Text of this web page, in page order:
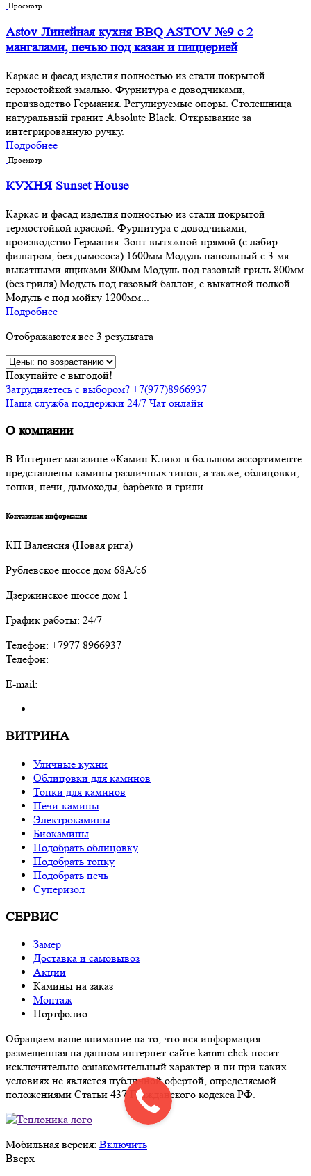
Просмотр
Astov Линейная кухня BBQ ASTOV №9 с 2
мангалами, печью под казан и пиццерией
Каркас и фасад изделия полностью из стали покрытой
термостойкой эмалью. Фурнитура с доводчиками,
производство Германия. Регулируемые опоры. Столешница
натуральный гранит Absolute Black. Открывание за
интегрированную ручку.
Подробнее
Просмотр
КУХНЯ Sunset House
Каркас и фасад изделия полностью из стали покрытой
термостойкой краской. Фурнитура с доводчиками,
производство Германия. Зонт вытяжной прямой (с лабир.
фильтром, без дымососа) 1600мм Модуль напольный с 3-мя
выкатными ящиками 800мм Модуль под газовый гриль 800мм
(без гриля) Модуль под газовый баллон, с выкатной полкой
Модуль с под мойку 1200мм...
Подробнее
Отображаются все 3 результата
Покупайте с выгодой!
Затрудняетесь с выбором? +7(977)8966937
Наша служба поддержки 24/7 Чат онлайн
О компании
В Интернет магазине «Камин.Клик» в большом ассортименте
представлены камины различных типов, а также, облицовки,
топки, печи, дымоходы, барбекю и грили.
Контактная информация
КП Валенсия (Новая рига)
Рублевское шоссе дом 68А/с6
Дзержинское шоссе дом 1
График работы: 24/7
Телефон: +7977 8966937
Телефон:
E-mail:
ВИТРИНА
Уличные кухни
Облицовки для каминов
Топки для каминов
Печи-камины
Электрокамины
Биокамины
Подобрать облицовку
Подобрать топку
Подобрать печь
Суперизол
СЕРВИС
Замер
Доставка и самовывоз
Акции
Камины на заказ
Монтаж
Портфолио
Обращаем ваше внимание на то, что вся информация
размещенная на данном интернет-сайте kamin.click носит
исключительно ознакомительный характер и ни при каких
условиях не является публичной офертой, определяемой
положениями Статьи 437 Гражданского кодекса РФ.
Мобильная версия: Включить
Вверх